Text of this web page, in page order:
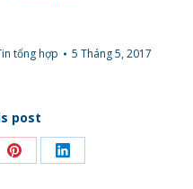
tổng hợp 5 Tháng 5, 2017
post
Share Share